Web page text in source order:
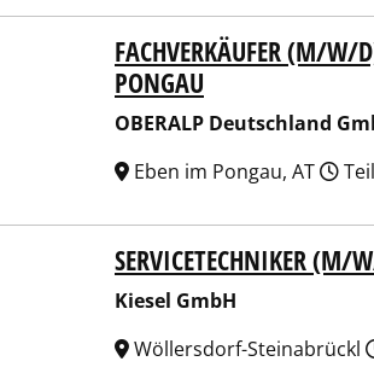
Deutschland GmbH
FACHVERKÄUFER (M/W/
PONGAU
OBERALP Deutschland
Eben im Pongau, AT
SERVICETECHNIKER (M/
Kiesel GmbH
Wöllersdorf-Steinabrückl